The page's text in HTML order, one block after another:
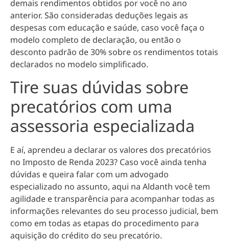
demais rendimentos obtidos por você no ano
anterior. São consideradas deduções legais as
despesas com educação e saúde, caso você faça o
modelo completo de declaração, ou então o
desconto padrão de 30% sobre os rendimentos totais
declarados no modelo simplificado.
Tire suas dúvidas sobre
precatórios com uma
assessoria especializada
E aí, aprendeu a declarar os valores dos precatórios
no Imposto de Renda 2023? Caso você ainda tenha
dúvidas e queira falar com um advogado
especializado no assunto, aqui na Aldanth você tem
agilidade e transparência para acompanhar todas as
informações relevantes do seu processo judicial, bem
como em todas as etapas do procedimento para
aquisição do crédito do seu precatório.